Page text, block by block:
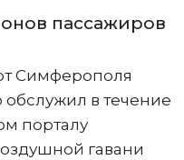
пассажиров
Симферополя
в течение
порталу
гавани